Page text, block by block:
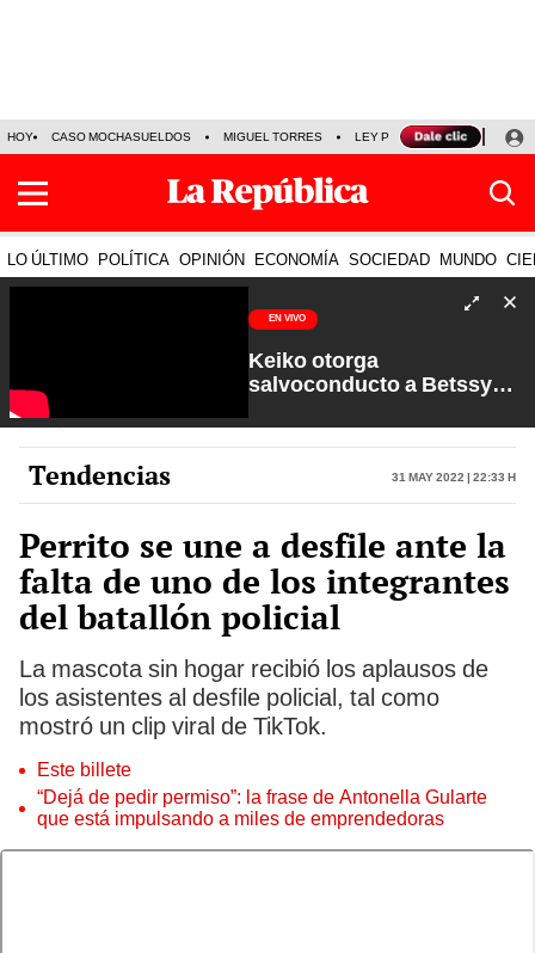
HOY CASO MOCHASUELDOS MIGUEL TORRES LEY PULPÍN PRECIO DEL
LO ÚLTIMO POLÍTICA OPINIÓN ECONOMÍA SOCIEDAD MUNDO
EN VIVO
Keiko otorga
salvoconducto a Betssy
Petroperú | Sin Guion con
Rosa María Palacios
Tendencias 31 May 2022 | 22:33 h
Perrito se une a desfile ante la
falta de uno de los integrantes
del batallón policial
La mascota sin hogar recibió los aplausos de
los asistentes al desfile policial, tal como
mostró un clip viral de TikTok.
Este billete
“Dejá de pedir permiso”: la frase de Antonella Gularte
que está impulsando a miles de emprendedoras